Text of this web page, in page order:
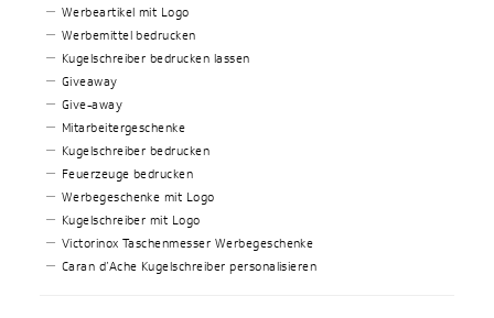
Werbeartikel mit Logo
Werbemittel bedrucken
Kugelschreiber bedrucken lassen
Giveaway
Give-away
Mitarbeitergeschenke
Kugelschreiber bedrucken
Feuerzeuge bedrucken
Werbegeschenke mit Logo
Kugelschreiber mit Logo
Victorinox Taschenmesser Werbegeschenke
Caran d’Ache Kugelschreiber personalisieren